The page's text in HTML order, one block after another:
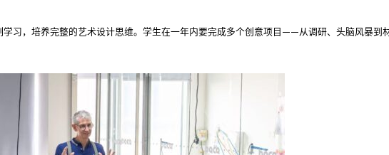
习，培养完整的艺术设计思维。学生在一年内要完成多个创意项目——从调研、头脑风暴到